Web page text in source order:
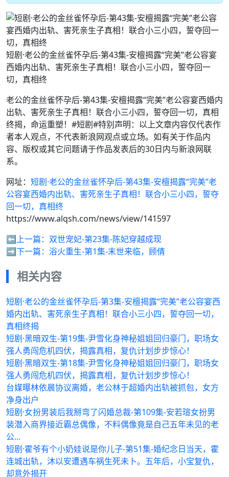
短剧·老公的金丝雀怀孕后-第43集-安檀揭露“完美”老公容宴
西婚内出轨、害死亲生子真相！联合小三小四，誓夺回一
切，真相终
老公的金丝雀怀孕后-第43集-安檀揭露“完美”老公容宴西婚内
出轨、害死亲生子真相！联合小三小四，誓夺回一切，真相
终揭，命运重塑！#短剧#特别声明：以上文章内容仅代表作
者本人观点，不代表新浪网观点或立场。如有关于作品内
容、版权或其它问题请于作品发表后的30日内与新浪网联
系。
网址： 短剧·老公的金丝雀怀孕后-第43集-安檀揭露“完美”老
公容宴西婚内出轨、害死亲生子真相！联合小三小四，誓夺
回一切，真相终
https://www.alqsh.com/news/view/141597
⬅️上一篇： 双世宠妃-第23集-陈妃穿越成现
➡️下一篇： 浴火重生-第1集-末世来临，顾倩
相关内容
短剧·老公的金丝雀怀孕后-第3集-安檀揭露“完美”老公容宴西
婚内出轨、害死亲生子真相！联合小三小四，誓夺回一切，
真相终揭
短剧·黑暗双生-第19集-尹雪化身神秘姐姐回归豪门，职场女
强人勇闯危机四伏，揭露真相，复仇计划步步惊心！
短剧·黑暗双生-第18集-尹雪化身神秘姐姐回归豪门，职场女
强人勇闯危机四伏，揭露真相，复仇计划步步惊心！
台媒曝林依晨协议离婚，老公林于超婚内出轨被抓包，女方
净身出户
短剧·女扮男装后我掰弯了闪婚总裁-第109集-安若瑄女扮男
装潜入商界接近霸总偶像，不料偶像竟是自己五年未见的老
公...
短剧·霍爷有个小奶娃说是你儿子-第51集-婚纪念日当天，霍
连城出轨，沐以安遭遇车祸生死未卜。五年后，小宝复仇，
却意外揭开